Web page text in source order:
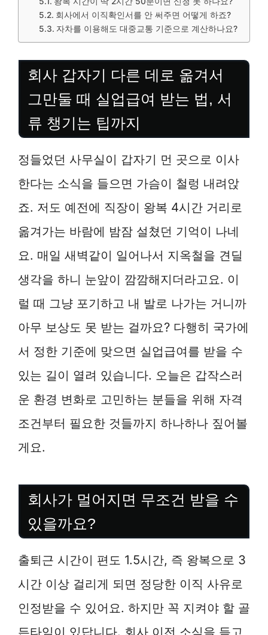
회사에서 이직확인서를 안 써주면 어떻게 하죠?
자차를 이용해도 대중교통 기준으로 계산하나요?
회사 갑자기 다른 데로 옮겨서
그만둘 때 실업급여 받는 법, 서
류 챙기는 팁까지
정들었던 사무실이 갑자기 먼 곳으로 이사
한다는 소식을 들으면 가슴이 철렁 내려앉
죠. 저도 예전에 직장이 왕복 4시간 거리로
옮겨가는 바람에 밤잠 설쳤던 기억이 나네
요. 매일 새벽같이 일어나서 지옥철을 견딜
생각을 하니 눈앞이 깜깜해지더라고요. 이
럴 때 그냥 포기하고 내 발로 나가는 거니까
아무 보상도 못 받는 걸까요? 다행히 국가에
서 정한 기준에 맞으면 실업급여를 받을 수
있는 길이 열려 있습니다. 오늘은 갑작스러
운 환경 변화로 고민하는 분들을 위해 자격
조건부터 필요한 것들까지 하나하나 짚어볼
게요.
회사가 멀어지면 무조건 받을 수
있을까요?
출퇴근 시간이 편도 1.5시간, 즉 왕복으로 3
시간 이상 걸리게 되면 정당한 이직 사유로
인정받을 수 있어요. 하지만 꼭 지켜야 할 골
든타임이 있답니다. 회사 이전 소식을 듣고